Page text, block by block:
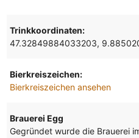
Trinkkoordinaten:
47.32849884033203,
Bierkreiszeichen:
Bierkreiszeichen ansehen
Brauerei Egg
Gegründet wurde die Brauerei